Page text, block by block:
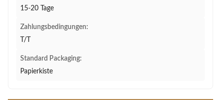
15-20 Tage
Zahlungsbedingungen:
T/T
Standard Packaging:
Papierkiste